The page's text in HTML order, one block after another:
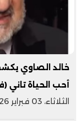
خالد الصاوي
أحب الحياة تاني
الثلاثاء، 03 فبراير 2026 11:26 ص